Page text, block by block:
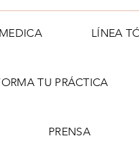
LÍNEA
TU PRÁCTICA
PRENSA